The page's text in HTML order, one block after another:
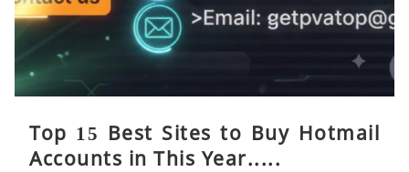
Top 15 Best Sites to Buy Hotmail
Accounts in This Year.....